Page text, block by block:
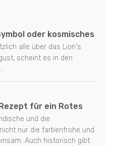
oder kosmisches
alle über das Lion's
scheint es in den
für ein Rotes
und die
nur die farbenfrohe und
Auch historisch gibt